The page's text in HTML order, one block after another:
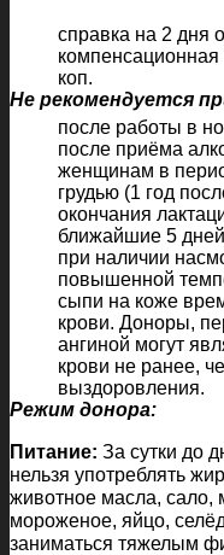
справка на 2 дня
коп.
Не рекомендуется
после работы в
после приёма
женщинам в
грудью (1 год
окончания
ближайшие 5
при наличии
повышенной
сыпи на коже
крови. Доноры,
ангиной могут
крови не ранее,
выздоровления.
Режим донора:
Питание: За сутки до
нельзя употреблять
животное масла, сало,
мороженое, яйцо,
заниматься тяжелым